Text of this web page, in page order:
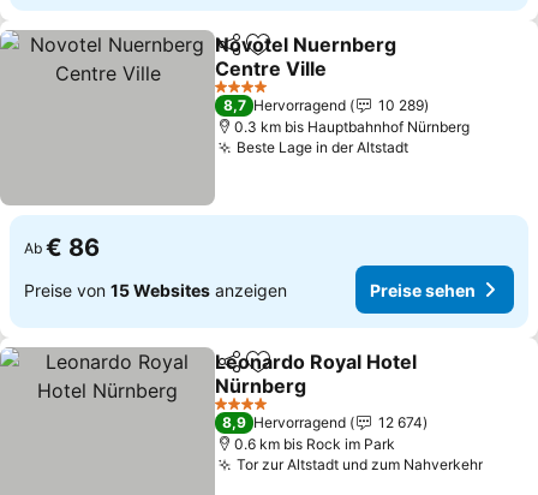
TeilenZu Favoriten hinzufügen
Novotel Nuernberg
Centre Ville
Preise sehen
4 Sterne
8,7 Hervorragend
10 289
0.3 km bis Hauptbahnhof Nürnberg
Beste Lage in der AltstadtPreise sehen
Ab € 86
Preise von 15 Websites anzeigen Preise sehen
TeilenZu Favoriten hinzufügen
Leonardo Royal Hotel
Nürnberg
Preise sehen
4 Sterne
8,9 Hervorragend
12 674
0.6 km bis Rock im Park
Tor zur Altstadt und zum Nahverkehr